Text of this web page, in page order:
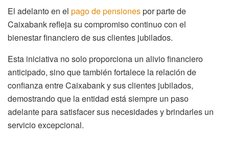
El adelanto en el pago de pensionespor parte de
Caixabank refleja su compromiso continuo con el
bienestar financiero de sus clientes jubilados.
Esta iniciativa no solo proporciona un alivio financiero
anticipado, sino que también fortalece la relación de
confianza entre Caixabank y sus clientes jubilados,
demostrando que la entidad está siempre un paso
adelante para satisfacer sus necesidades y brindarles un
servicio excepcional.